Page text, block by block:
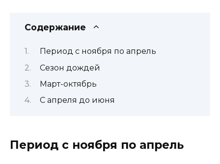
Содержание
Период с ноября по апрель
Сезон дождей
Март-октябрь
С апреля до июня
Период с ноября по апрель